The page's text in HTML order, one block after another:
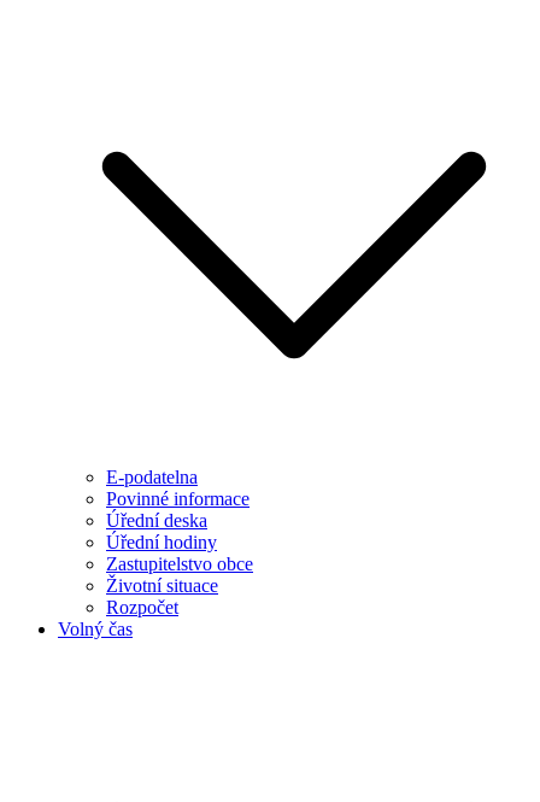
E-podatelna
Povinné informace
Úřední deska
Úřední hodiny
Zastupitelstvo obce
Životní situace
Rozpočet
Volný čas